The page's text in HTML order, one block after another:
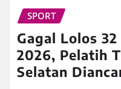
SPORT
Gagal Lolos
2026, Pelatih
Selatan